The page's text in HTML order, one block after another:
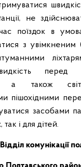
не
поїздок в
з увімкненим
перед
а також
пішохідними
засобами
і для дітей.
Відділ комунікації